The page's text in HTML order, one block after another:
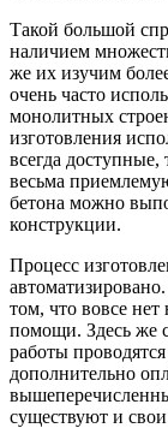
Такой большой
наличием
же их изучим
очень часто
монолитных
изготовления
всегда
весьма
бетона можно
конструкции.
Процесс
том, что вовсе
помощи. Здесь же
работы
дополнительно
существуют и свои